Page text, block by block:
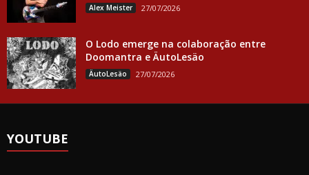
Alex Meister 27/07/2026
O Lodo emerge na colaboração entre
Doomantra e ÄutoLesäo
ÄutoLesäo 27/07/2026
YOUTUBE